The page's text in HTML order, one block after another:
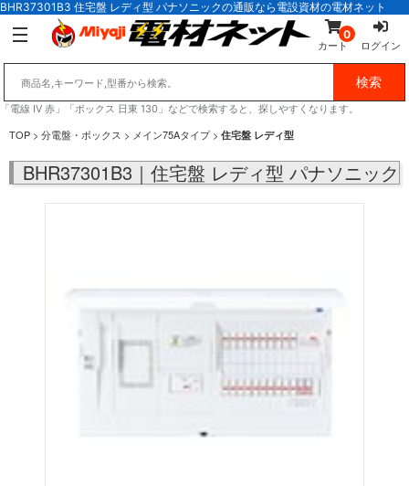
BHR37301B3 住宅盤 レディ型 パナソニックの通販なら電設資材の電材ネット
0
カート ログイン
「電線 IV 赤」「ボックス 日東 130」などで検索すると、探しやすくなります。
TOP > 分電盤・ボックス > メイン75Aタイプ> 住宅盤 レディ型
BHR37301B3｜住宅盤 レディ型 パナソニック